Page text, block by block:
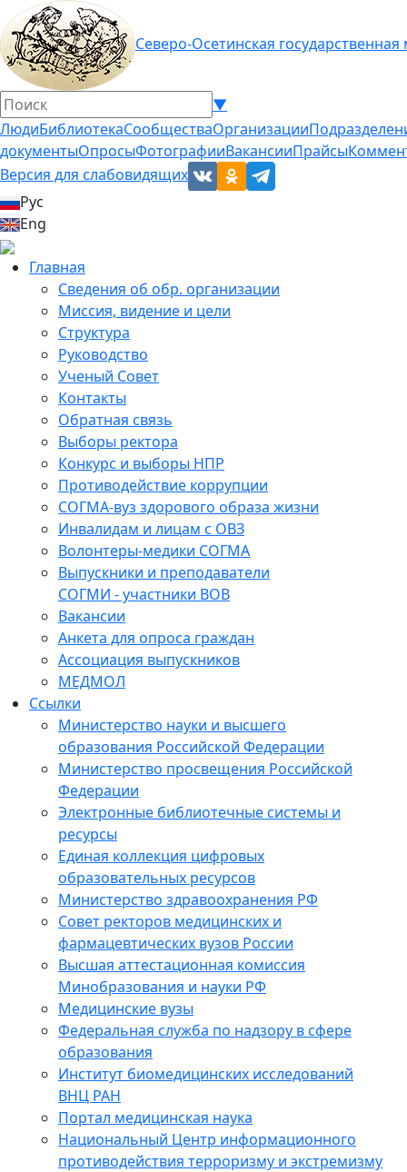
Северо-Осетинская
▼
ЛюдиБиблиотекаСообществаОрганизации
документыОпросыФотографииВакансииПрайсы
Версия для слабовидящих
Рус
Eng
Главная
Сведения об обр. организации
Миссия, видение и цели
Структура
Руководство
Ученый Совет
Контакты
Обратная связь
Выборы ректора
Конкурс и выборы НПР
Противодействие коррупции
СОГМА-вуз здорового образа жизни
Инвалидам и лицам с ОВЗ
Волонтеры-медики СОГМА
Выпускники и преподаватели
СОГМИ - участники ВОВ
Вакансии
Анкета для опроса граждан
Ассоциация выпускников
МЕДМОЛ
Ссылки
Министерство науки и высшего
образования Российской Федерации
Министерство просвещения Российской
Федерации
Электронные библиотечные системы и
ресурсы
Единая коллекция цифровых
образовательных ресурсов
Министерство здравоохранения РФ
Совет ректоров медицинских и
фармацевтических вузов России
Высшая аттестационная комиссия
Минобразования и науки РФ
Медицинские вузы
Федеральная служба по надзору в сфере
образования
Институт биомедицинских исследований
ВНЦ РАН
Портал медицинская наука
Национальный Центр информационного
противодействия терроризму и экстремизму